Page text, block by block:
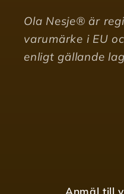
Ola Nesje® är
varumärke i EU
enligt gällande
Anmäl till